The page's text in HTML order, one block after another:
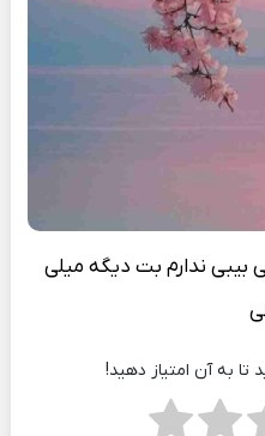
بیبی ندارم بت دیگه میلی
به آن امتیاز دهید!